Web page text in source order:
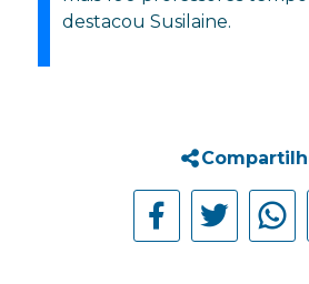
destacou Susilaine.